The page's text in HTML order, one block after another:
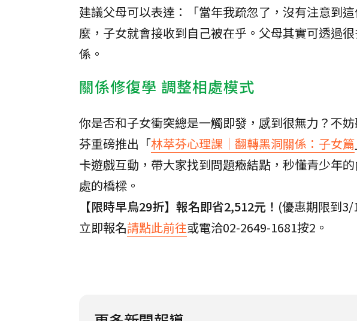
建議父母可以表達：「當年我疏忽了，沒有注意到
麼，子女就會接收到自己被在乎。父母其實可透過
係。
關係修復學 調整相處模式
你是否和子女衝突總是一觸即發，感到很無力？不
芬重磅推出「林萃芬心理課｜翻轉黑洞關係：子女篇
卡遊戲互動，帶大家找到問題癥結點，秒懂青少年
處的橋樑。
【限時早鳥29折】報名即省2,512元！ (優惠期限到3/
立即報名請點此前往或電洽02-2649-1681按2。